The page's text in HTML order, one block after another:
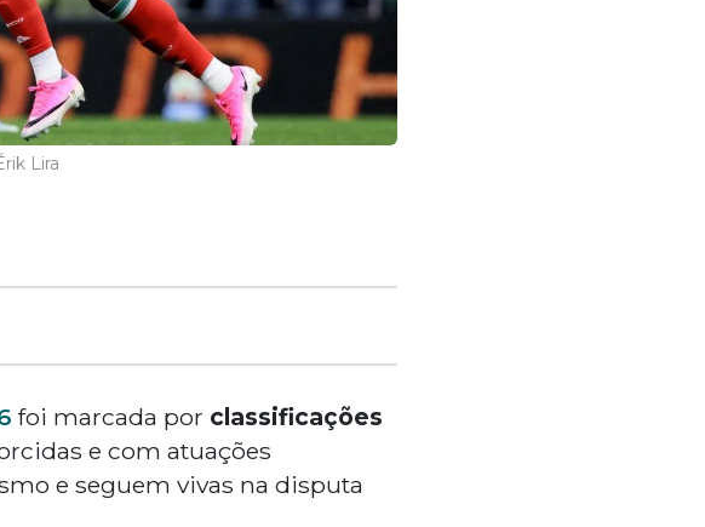
Lira
foi marcada por classificações
e com atuações
e seguem vivas na disputa